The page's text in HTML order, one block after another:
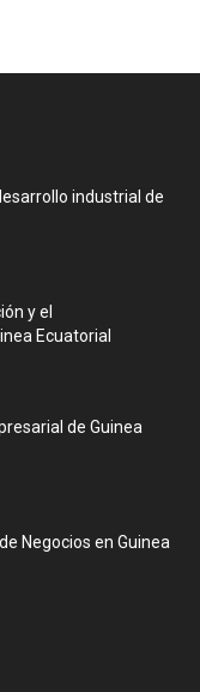
industrial de
y el
Ecuatorial
de Guinea
Negocios en Guinea